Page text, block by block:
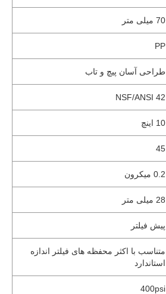
70 میلی متر
PP
طراحی آسان پیچ و تاب
NSF/ANSI 42
10 اینچ
45
0.2 میکرون
28 میلی متر
پیش فیلتر
متناسب با اکثر محفظه های فیلتر اندازه
استاندارد
400psi